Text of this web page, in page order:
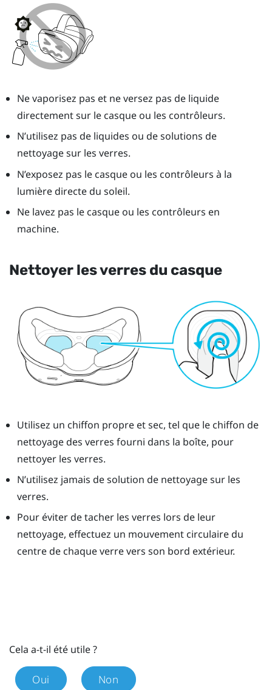
Ne vaporisez pas et ne versez pas de liquide
directement sur le casque ou les contrôleurs.
N’utilisez pas de liquides ou de solutions de
nettoyage sur les verres.
N’exposez pas le casque ou les contrôleurs à la
lumière directe du soleil.
Ne lavez pas le casque ou les contrôleurs en
machine.
Nettoyer les verres du casque
Utilisez un chiffon propre et sec, tel que le chiffon de
nettoyage des verres fourni dans la boîte, pour
nettoyer les verres.
N’utilisez jamais de solution de nettoyage sur les
verres.
Pour éviter de tacher les verres lors de leur
nettoyage, effectuez un mouvement circulaire du
centre de chaque verre vers son bord extérieur.
Cela a-t-il été utile ?
Oui Non